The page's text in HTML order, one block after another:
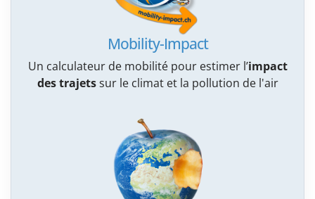
Mobility-Impact
Un calculateur de mobilité pour estimer l’impact
des trajetssur le climat et la pollution de l'air